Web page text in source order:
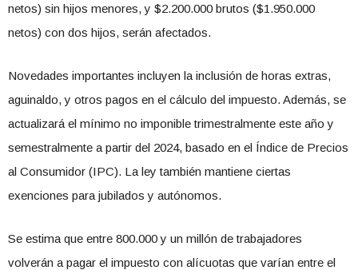
netos) sin hijos menores, y $2.200.000 brutos ($1.950.000
netos) con dos hijos, serán afectados.
Novedades importantes incluyen la inclusión de horas extras,
aguinaldo, y otros pagos en el cálculo del impuesto. Además, se
actualizará el mínimo no imponible trimestralmente este año y
semestralmente a partir del 2024, basado en el Índice de Precios
al Consumidor (IPC). La ley también mantiene ciertas
exenciones para jubilados y autónomos.
Se estima que entre 800.000 y un millón de trabajadores
volverán a pagar el impuesto con alícuotas que varían entre el